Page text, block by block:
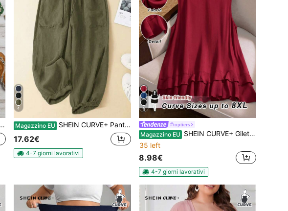
4
Magazzino EU SHEIN CURVE+ Pantaloni casual a vita regolabile di colore unito da donna taglie comode
17.62€
4-7 giorni lavorativi
4
#toptiers
Magazzino EU SHEIN CURVE+ Gilet casual da donna taglia comoda, a tinta unita, collo tondo, con pieghe, ampio
35 left
8.98€
4-7 giorni lavorativi